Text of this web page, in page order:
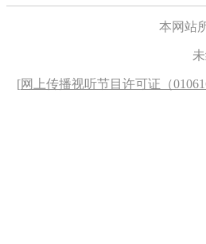
本网站
[网上传播视听节目许可证（